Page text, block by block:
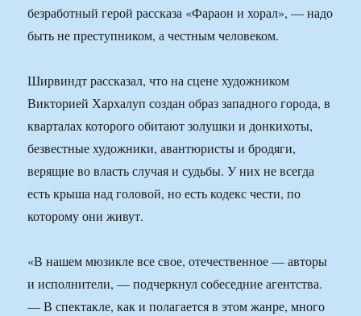
безработный герой рассказа «Фараон и хорал», — надо
быть не преступником, а честным человеком.
Ширвиндт рассказал, что на сцене художником
Викторией Хархалуп создан образ западного города, в
кварталах которого обитают золушки и донкихоты,
безвестные художники, авантюристы и бродяги,
верящие во власть случая и судьбы. У них не всегда
есть крыша над головой, но есть кодекс чести, по
которому они живут.
«В нашем мюзикле все свое, отечественное — авторы
и исполнители, — подчеркнул собеседние агентства.
— В спектакле, как и полагается в этом жанре, много